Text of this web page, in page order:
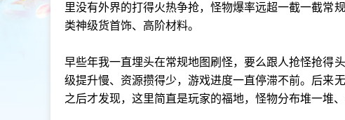
里没有外界的打得火热争抢，怪物爆率远超一截一截常
类神级货首饰、高阶材料。
早些年我一直埋头在常规地图刷怪，要么跟人抢怪抢得
级提升慢、资源攒得少，游戏进度一直停滞不前。后来
之后才发现，这里简直是玩家的福地，怪物分布堆一堆